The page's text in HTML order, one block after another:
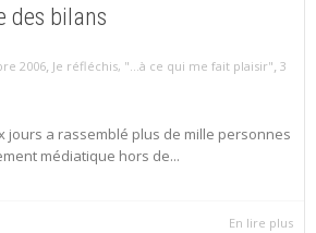
des bilans
2006, Je réfléchis, "...à ce qui me fait plaisir", 3
jours a rassemblé plus de mille personnes
médiatique hors de...
En lire plus